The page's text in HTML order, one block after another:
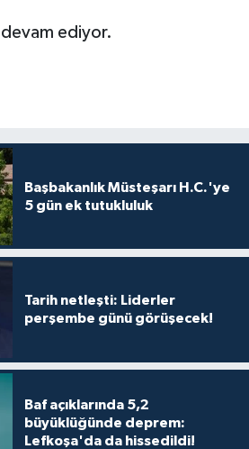
devam ediyor.
Başbakanlık Müsteşarı H.C.'ye
5 gün ek tutukluluk
Tarih netleşti: Liderler
perşembe günü görüşecek!
Baf açıklarında 5,2
büyüklüğünde deprem:
Lefkoşa'da da hissedildi!